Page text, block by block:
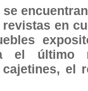
se
en
el último
el